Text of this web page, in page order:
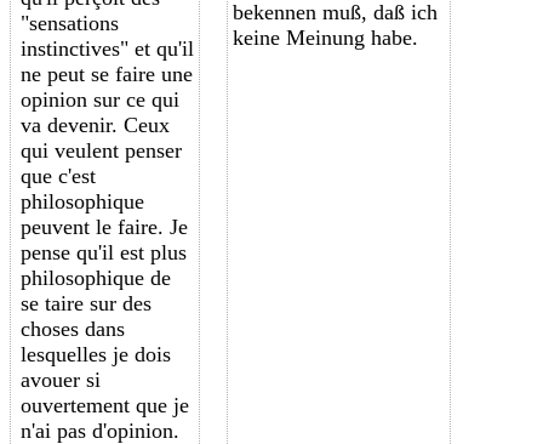
"sensations
instinctives" et qu'il
ne peut se faire une
opinion sur ce qui
va devenir. Ceux
qui veulent penser
que c'est
philosophique
peuvent le faire. Je
pense qu'il est plus
philosophique de
se taire sur des
choses dans
lesquelles je dois
avouer si
ouvertement que je
n'ai pas d'opinion.
bekennen muß, daß ich
keine Meinung habe.